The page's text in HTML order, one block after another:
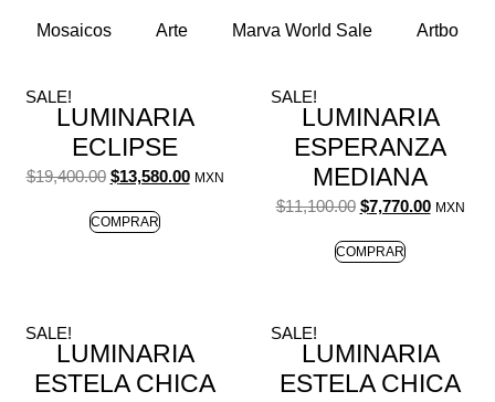
Mosaicos Arte Marva World Sale Artbo
SALE!
LUMINARIA
ECLIPSE
$19,400.00 $13,580.00 MXN
COMPRAR
SALE!
LUMINARIA
ESPERANZA
MEDIANA
$11,100.00 $7,770.00 MXN
COMPRAR
SALE!
LUMINARIA
ESTELA CHICA
SALE!
LUMINARIA
ESTELA CHICA